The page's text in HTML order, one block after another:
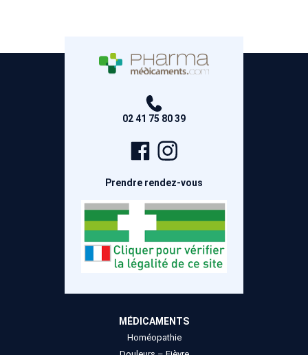
02 41 75 80 39
Page
Facebook
Prendre rendez-vous
MÉDICAMENTS
Homéopathie